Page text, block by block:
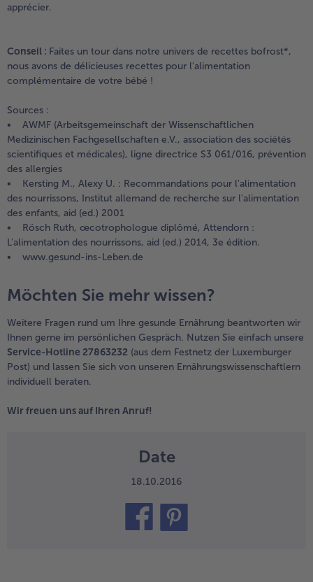
apprécier.
Conseil : Faites un tour dans notre univers de recettes bofrost*,
nous avons de délicieuses recettes pour l'alimentation
complémentaire de votre bébé !
Sources :
• AWMF (Arbeitsgemeinschaft der Wissenschaftlichen
Medizinischen Fachgesellschaften e.V., association des sociétés
scientifiques et médicales), ligne directrice S3 061/016, prévention
des allergies
• Kersting M., Alexy U. : Recommandations pour l'alimentation
des nourrissons, Institut allemand de recherche sur l'alimentation
des enfants, aid (ed.) 2001
• Rösch Ruth, œcotrophologue diplômé, Attendorn :
L'alimentation des nourrissons, aid (ed.) 2014, 3e édition.
• www.gesund-ins-Leben.de
Möchten Sie mehr wissen?
Weitere Fragen rund um Ihre gesunde Ernährung beantworten wir
Ihnen gerne im persönlichen Gespräch. Nutzen Sie einfach unsere
Service-Hotline 27863232 (aus dem Festnetz der Luxemburger
Post) und lassen Sie sich von unseren Ernährungswissenschaftlern
individuell beraten.
Wir freuen uns auf Ihren Anruf!
Date
18.10.2016